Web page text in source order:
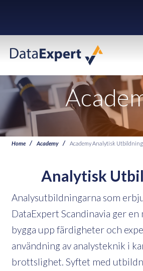
Home Academy Academy Analytisk Utbildning
Analytisk
Analysutbildningarna som
DataExpert Scandinavia ger
bygga upp färdigheter och
användning av analysteknik i
brottslighet. Syftet med